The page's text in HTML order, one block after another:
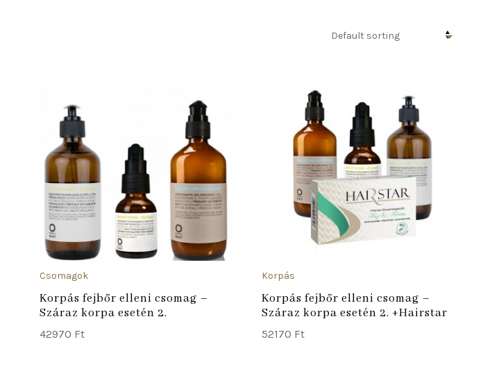
ADD TO CART
Csomagok
Korpás fejbőr elleni csomag –
Száraz korpa esetén 2.
42970 Ft
Korpás
Korpás fejbőr elleni csomag –
Száraz korpa esetén 2. +Hairstar
52170 Ft